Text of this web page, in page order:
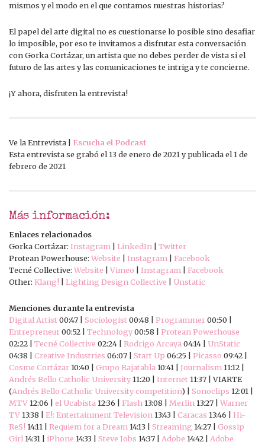
mismos y el modo en el que contamos nuestras historias?
El papel del arte digital no es cuestionarse lo posible sino desafiar
lo imposible, por eso te invitamos a disfrutar esta conversación
con Gorka Cortázar, un artista que no debes perder de vista si el
futuro de las artes y las comunicaciones te intriga y te concierne.
¡Y ahora, disfruten la entrevista!
Ve la Entrevista | Escucha el Podcast
Esta entrevista se grabó el 13 de enero de 2021 y publicada el 1 de
febrero de 2021
Más información:
Enlaces relacionados
Gorka Cortázar: Instagram LinkedIn
Twitter
Protean Powerhouse: Website Instagram
Facebook
Tecné Collective: Website Vimeo Instagram
Facebook
Other: Klang! Lighting Design Collective Unstatic
Menciones durante la entrevista
Digital Artist00:47 | Sociologist00:48 | Programmer00:50 |
Entrepreneur00:52 | Technology00:58 | Protean Powerhouse
02:22 | Tecné Collective 02:24 | Rodrigo Arcaya 04:14 | UnStatic
04:38 | Creative Industries 06:07 | Start Up 06:25 | Picasso 09:42 |
Cosme Cortázar 10:40 | Grupo Rajatabla 10:41 | Journalism 11:12 |
Andrés Bello Catholic University 11:20 | Internet 11:37 | VIARTE
(Andrés Bello Catholic University competition) | Sonoclips 12:01 |
MTV 12:06 | el Ucabista 12:36 | Flash 13:08 | Merlin 13:27 | Warner
TV 13:38 | E!: Entertainment Television 13:43 | Caracas 13:46 | Hi-
ReS! 14:11 | Requiem for a Dream 14:13 | Streaming 14:27 | Gossip
Girl 14:31 | iPhone 14:33 | Steve Jobs 14:37 | Adobe 14:42 | Adobe